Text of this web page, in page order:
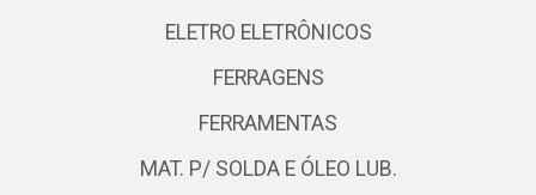
ELETRO ELETRÔNICOS
FERRAGENS
FERRAMENTAS
MAT. P/ SOLDA E ÓLEO LUB.